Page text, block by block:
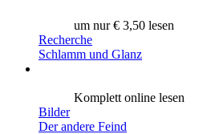
um nur € 3,50 lesen
Recherche
Schlamm und Glanz
Komplett online lesen
Bilder
Der andere Feind